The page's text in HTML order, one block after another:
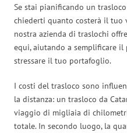
Se stai pianificando un
chiederti quanto costerà il tuo
nostra azienda di traslochi
equi, aiutando a semplificare il
stressare il tuo portafoglio.
I costi del trasloco sono
la distanza: un trasloco da
viaggio di migliaia di
totale. In secondo luogo, la